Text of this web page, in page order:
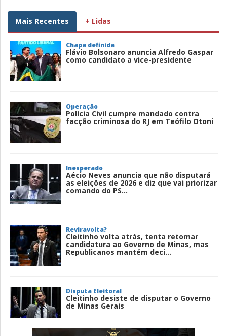
Mais Recentes + Lidas
Chapa definida
Flávio Bolsonaro anuncia Alfredo Gaspar
como candidato a vice-presidente
Operação
Polícia Civil cumpre mandado contra
facção criminosa do RJ em Teófilo Otoni
Inesperado
Aécio Neves anuncia que não disputará
as eleições de 2026 e diz que vai priorizar
comando do PS...
Reviravolta?
Cleitinho volta atrás, tenta retomar
candidatura ao Governo de Minas, mas
Republicanos mantém deci...
Disputa Eleitoral
Cleitinho desiste de disputar o Governo
de Minas Gerais